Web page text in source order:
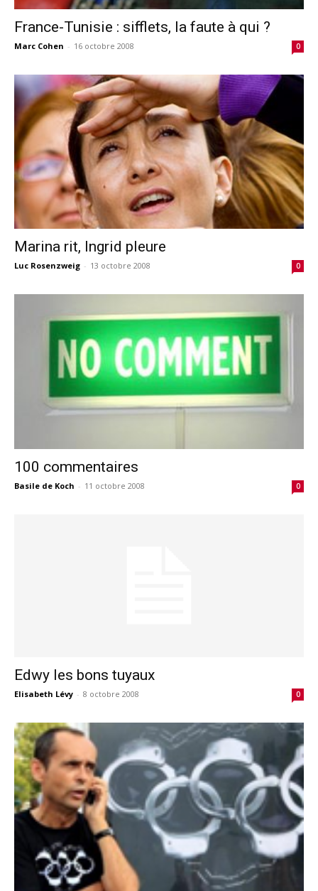
France-Tunisie : sifflets, la faute à qui ?
Marc Cohen - 16 octobre 2008 0
Marina rit, Ingrid pleure
Luc Rosenzweig - 13 octobre 2008 0
100 commentaires
Basile de Koch - 11 octobre 2008 0
Edwy les bons tuyaux
Elisabeth Lévy - 8 octobre 2008 0